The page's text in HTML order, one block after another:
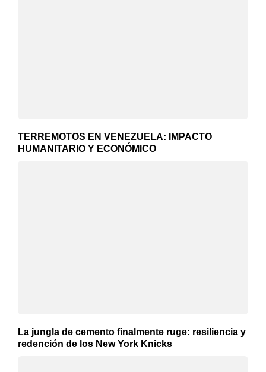
TERREMOTOS EN VENEZUELA: IMPACTO
HUMANITARIO Y ECONÓMICO
La jungla de cemento finalmente ruge: resiliencia y
redención de los New York Knicks